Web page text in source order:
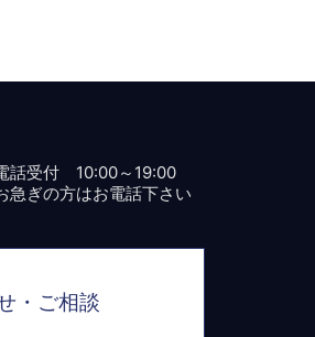
話受付 10:00～19:00
急ぎの方はお電話下さい
・ご相談